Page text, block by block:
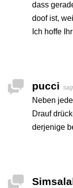
dass
doof ist,
Ich hoffe
pucci
Neben
Drauf
derjenige